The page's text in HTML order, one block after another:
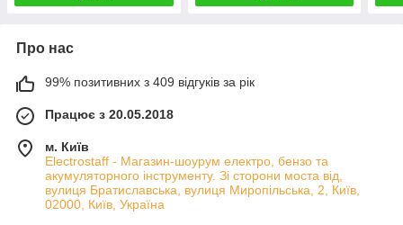
Про нас
99% позитивних з 409 відгуків за рік
Працює з 20.05.2018
м. Київ
Electrostaff - Магазин-шоурум електро, бензо та
акумуляторного інструменту. Зі сторони моста від,
вулиця Братиславська, вулиця Миропільська, 2, Київ,
02000, Київ, Україна